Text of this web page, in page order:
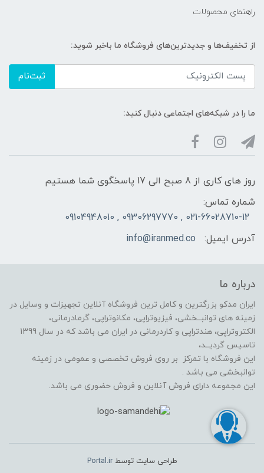
راهنمای محصولات
از تخفیف‌ها و جدیدترین‌های فروشگاه ما باخبر شوید:
ثبت‌نام
ما را در شبکه‌های اجتماعی دنبال کنید:
روز های کاری از 8 صبح الی 17 پاسخگوی شما هستیم
شماره تماس:
021-66028710-12 , 09306297770 , 09104948010
آدرس ایمیل:
info@iranmed.co
درباره ما
ایران مدکو بزرگترین و کامل ترین فروشگاه آنلاین تجهیزات و وسایل در
زمینه های توانبــخشی، فیزیوتراپی، مکانوتراپی، گرمادرمانی،
الکتروتراپی، هندتراپی و کاردرمانی در ایران می باشد که در سال 1399
تاسیس گردیــد،
این فروشگاه با تمرکز بر روی فروش تخصصی و عمومی در زمینه
توانبخشی می باشد .
این مجموعه دارای فروش آنلاین و فروش حضوری می باشد.
طراحی سایت توسطPortal.ir